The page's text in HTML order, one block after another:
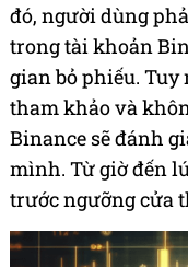
đó, người dùng
trong tài khoản
gian bỏ phiếu.
tham khảo và
Binance sẽ đánh
mình. Từ giờ đến
trước ngưỡng cửa